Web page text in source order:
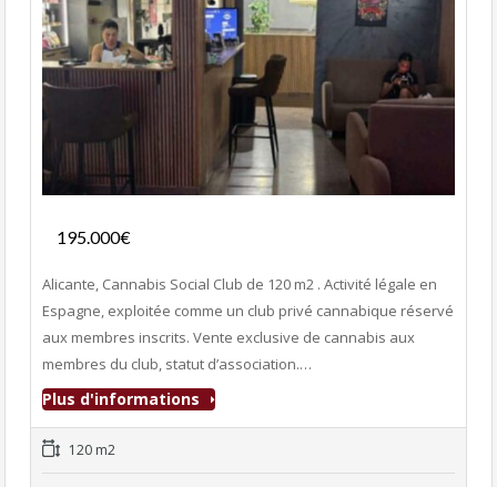
Fonds de commerce
195.000€
Alicante, Cannabis Social Club de 120 m2 . Activité légale en
Espagne, exploitée comme un club privé cannabique réservé
aux membres inscrits. Vente exclusive de cannabis aux
membres du club, statut d’association.…
Plus d'informations
120 m2